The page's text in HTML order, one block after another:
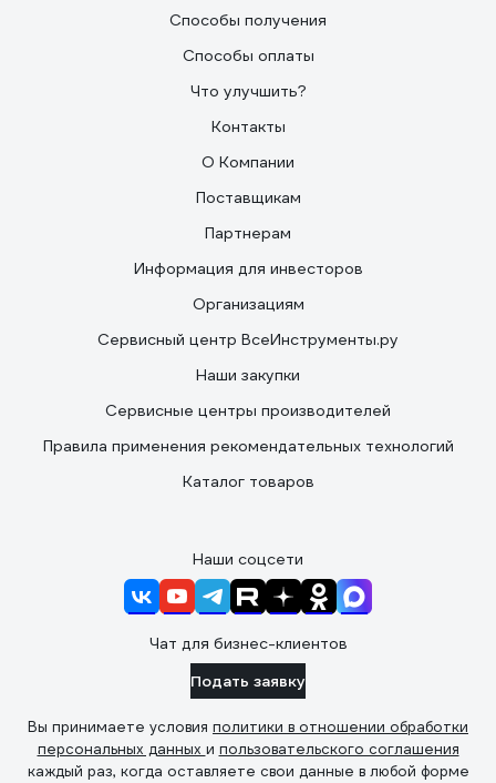
Способы получения
Способы оплаты
Что улучшить?
Контакты
О Компании
Поставщикам
Партнерам
Информация для инвесторов
Организациям
Сервисный центр ВсеИнструменты.ру
Наши закупки
Сервисные центры производителей
Правила применения рекомендательных технологий
Каталог товаров
Наши соцсети
Чат для бизнес-клиентов
Подать заявку
Вы принимаете условия политики в отношении обработки
персональных данных и пользовательского соглашения
каждый раз, когда оставляете свои данные в любой форме